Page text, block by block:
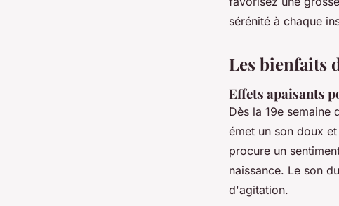
sérénité à chaque
Les bienfaits
Effets apaisants
Dès la 19e semaine
émet un son doux
procure un
naissance. Le son
d'agitation.